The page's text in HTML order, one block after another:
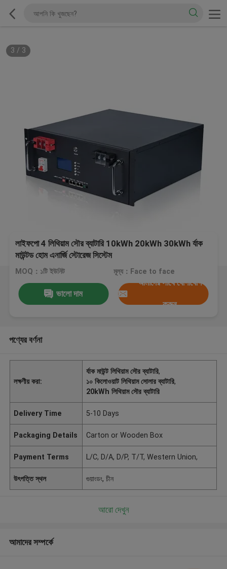
3 / 3
লাইফপো 4 লিথিয়াম সৌর ব্যাটারি 10kWh 20kWh 30kWh র্যাক
মাউন্টড হোম এনার্জি স্টোরেজ সিস্টেম
MOQ：১টি ইউনিট মূল্য：Face to face
ভালো দাম
আমাদের সাথে যোগাযোগ
করুন
পণ্যের বর্ণনা
লক্ষণীয় করা:
র্যাক মাউন্ট লিথিয়াম সৌর ব্যাটারি,
১০ কিলোওয়াট লিথিয়াম সোলার ব্যাটারি,
20kWh লিথিয়াম সৌর ব্যাটারি
Delivery Time 5-10 Days
Packaging Details Carton or Wooden Box
Payment Terms L/C, D/A, D/P, T/T, Western Union,
উৎপত্তি স্থল গুয়াংডং, চীন
আরো দেখুন
আমাদের সম্পর্কে